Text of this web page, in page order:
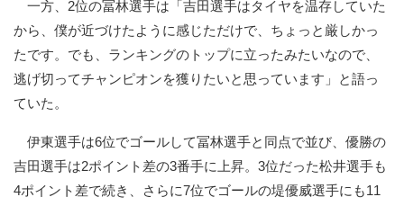
一方、2位の冨林選手は「吉田選手はタイヤを温存していた
から、僕が近づけたように感じただけで、ちょっと厳しかっ
たです。でも、ランキングのトップに立ったみたいなので、
逃げ切ってチャンピオンを獲りたいと思っています」と語っ
ていた。
伊東選手は6位でゴールして冨林選手と同点で並び、優勝の
吉田選手は2ポイント差の3番手に上昇。3位だった松井選手も
4ポイント差で続き、さらに7位でゴールの堤優威選手にも11